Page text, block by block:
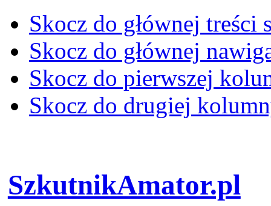
Skocz do głównej treści
Skocz do głównej
Skocz do pierwszej
Skocz do drugiej
SzkutnikAmator.pl